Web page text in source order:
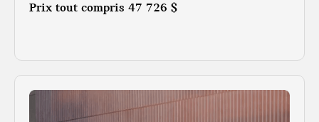
Prix tout compris 47 726 $